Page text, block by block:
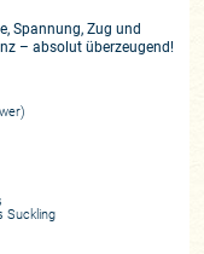
im Glas einfach
entfalten. Dieser
zu gigantisch
noch 20 Jahre
hinaus das
schier unglaubliche
Spannung, Zug und
– absolut überzeugend!
Suckling